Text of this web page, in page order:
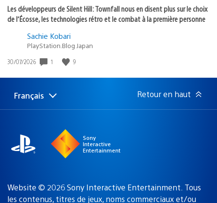
Les développeurs de Silent Hill: Townfall nous en disent plus sur le choix
de l’Écosse, les technologies rétro et le combat à la première personne
Sachie Kobari
PlayStation.Blog Japan
Date
publication
30/07/2026 1 9
Choisir
une
Région
actuelle
Français Retour en haut
Sony
Interactive
Entertainment
Website © 2026 Sony Interactive Entertainment. Tous
les contenus, titres de jeux, noms commerciaux et/ou